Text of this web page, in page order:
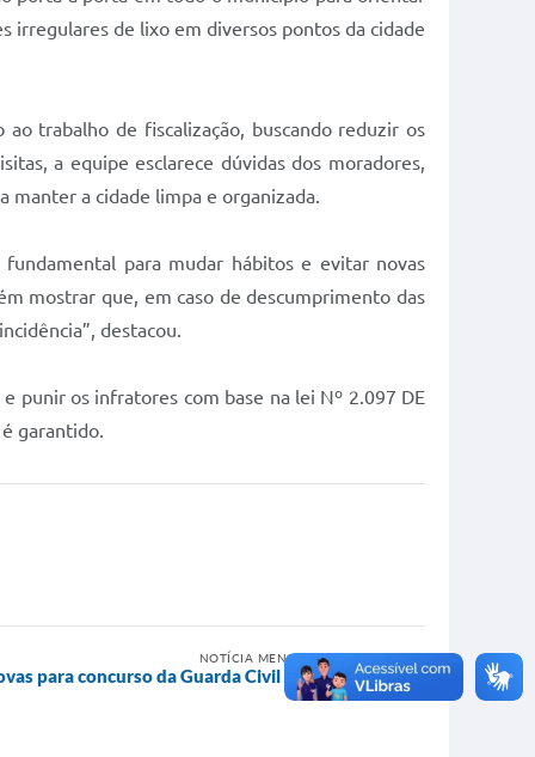
irregulares de lixo em diversos pontos da cidade
trabalho de fiscalização, buscando reduzir os
a equipe esclarece dúvidas dos moradores,
manter a cidade limpa e organizada.
para mudar hábitos e evitar novas
mostrar que, em caso de descumprimento das
destacou.
punir os infratores com base na lei Nº 2.097 DE
garantido.
NOTÍCIA MENOS RECENTE
para concurso da Guarda Civil Municipal